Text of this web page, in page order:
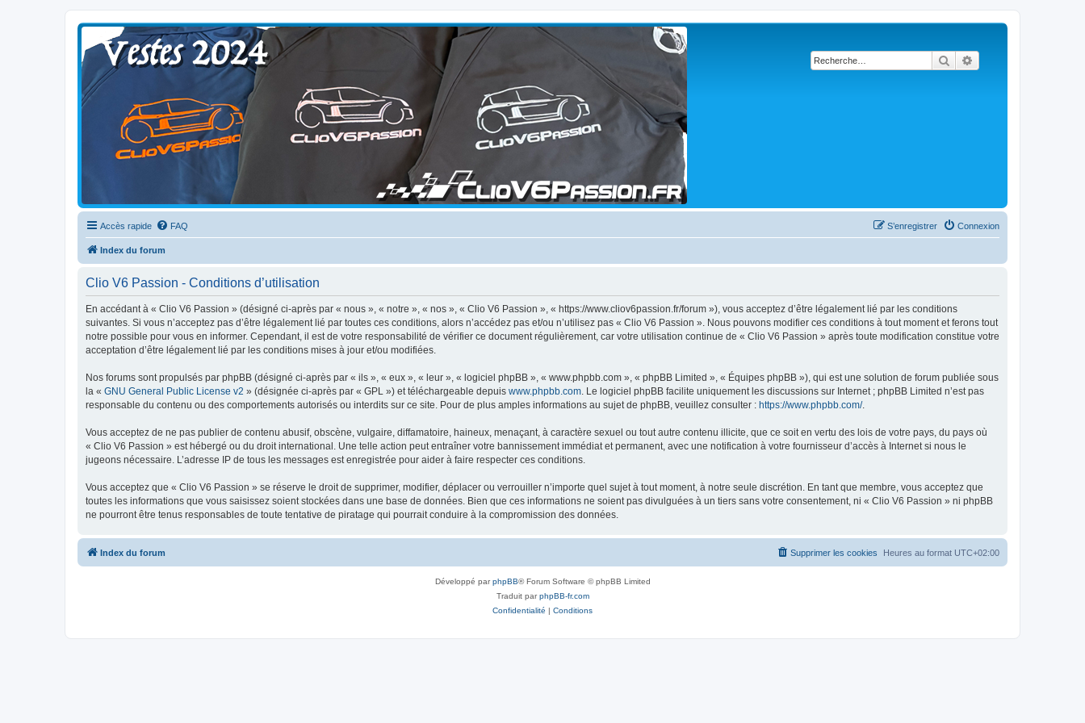
Rechercher
Clio V6 Passion
Le site français des passionnés de Clio V6
Accès rapide FAQ Connexion
S’enregistrer
Index du forum
Clio V6 Passion - Conditions d’utilisation
En accédant à « Clio V6 Passion » (désigné ci-après par « nous », « notre », « nos », « Clio V6 Passion », « https://www.cliov6passion.fr/forum »), vous acceptez d’être légalement lié par les conditions
suivantes. Si vous n’acceptez pas d’être légalement lié par toutes ces conditions, alors n’accédez pas et/ou n’utilisez pas « Clio V6 Passion ». Nous pouvons modifier ces conditions à tout moment et ferons tout
notre possible pour vous en informer. Cependant, il est de votre responsabilité de vérifier ce document régulièrement, car votre utilisation continue de « Clio V6 Passion » après toute modification constitue votre
acceptation d’être légalement lié par les conditions mises à jour et/ou modifiées.
Nos forums sont propulsés par phpBB (désigné ci-après par « ils », « eux », « leur », « logiciel phpBB », « www.phpbb.com », « phpBB Limited », « Équipes phpBB »), qui est une solution de forum publiée sous
la « GNU General Public License v2 » (désignée ci-après par « GPL ») et téléchargeable depuis www.phpbb.com. Le logiciel phpBB facilite uniquement les discussions sur Internet ; phpBB Limited n’est pas
responsable du contenu ou des comportements autorisés ou interdits sur ce site. Pour de plus amples informations au sujet de phpBB, veuillez consulter : https://www.phpbb.com/.
Vous acceptez de ne pas publier de contenu abusif, obscène, vulgaire, diffamatoire, haineux, menaçant, à caractère sexuel ou tout autre contenu illicite, que ce soit en vertu des lois de votre pays, du pays où
« Clio V6 Passion » est hébergé ou du droit international. Une telle action peut entraîner votre bannissement immédiat et permanent, avec une notification à votre fournisseur d’accès à Internet si nous le
jugeons nécessaire. L’adresse IP de tous les messages est enregistrée pour aider à faire respecter ces conditions.
Vous acceptez que « Clio V6 Passion » se réserve le droit de supprimer, modifier, déplacer ou verrouiller n’importe quel sujet à tout moment, à notre seule discrétion. En tant que membre, vous acceptez que
toutes les informations que vous saisissez soient stockées dans une base de données. Bien que ces informations ne soient pas divulguées à un tiers sans votre consentement, ni « Clio V6 Passion » ni phpBB
ne pourront être tenus responsables de toute tentative de piratage qui pourrait conduire à la compromission des données.
Index du forum Heures au format UTC+02:00
Supprimer les cookies
Développé parphpBB® Forum Software © phpBB Limited
Traduit parphpBB-fr.com
Confidentialité | Conditions